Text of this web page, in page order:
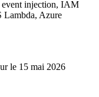
event injection, IAM
Lambda, Azure
le 15 mai 2026